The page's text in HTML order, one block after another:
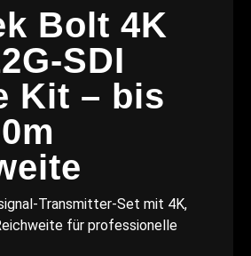
Bolt 4K
SDI
Kit – bis
Transmitter-Set mit 4K,
für professionelle